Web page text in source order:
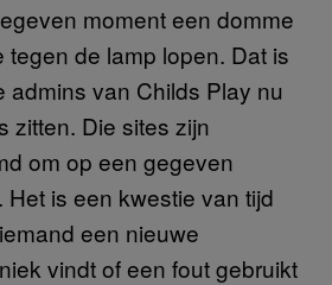
moment een domme
tegen de lamp lopen. Dat is
admins van Childs Play nu
zitten. Die sites zijn
om op een gegeven
Het is een kwestie van tijd
een nieuwe
vindt of een fout gebruikt